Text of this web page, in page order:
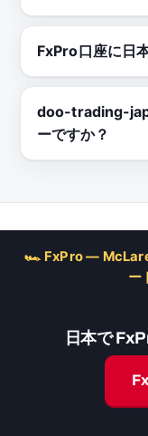
FxPro口座に日
doo-trading-
ーですか？
🏎 FxPro —
ー
日本で